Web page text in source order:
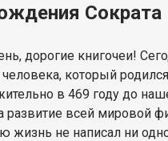
Сократа
дорогие книгочеи!
который родился
в 469 году до
развитие всей мировой
жизнь не написал ни